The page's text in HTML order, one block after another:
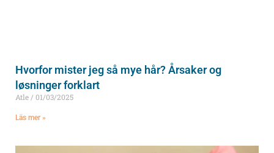
Hvorfor mister jeg så mye hår? Årsaker og
løsninger forklart
Atle 01/03/2025
Läs mer »